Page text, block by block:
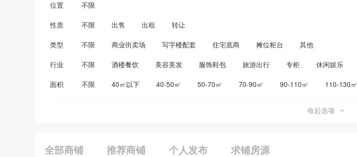
位置 不限
性质 不限 出售 出租 转让
类型 不限 商业街卖场 写字楼配套 住宅底商 摊位柜台 其他
行业 不限 酒楼餐饮 美容美发 服饰鞋包 旅游出行 专柜 休闲娱乐
医药保健
家居建材
面积 不限 40㎡以下 40-50㎡ 50-70㎡ 70-90㎡ 90-110㎡ 110-130㎡
收起选项
全部商铺 推荐商铺 个人发布 求铺房源